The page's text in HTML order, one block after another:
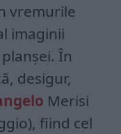
vremurile
imaginii
În
desigur,
Merisi
fiind cel